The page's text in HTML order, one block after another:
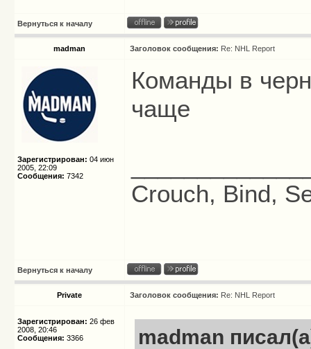
Вернуться к началу
madman Заголовок сообщения: Re: NHL Report
Зарегистрирован: 04 июн
2005, 22:09
Сообщения: 7342
Команды в
чаще
Crouch, Bind,
Вернуться к началу
Private Заголовок сообщения: Re: NHL Report
Зарегистрирован: 26 фев
2008, 20:46
Сообщения: 3366 madman